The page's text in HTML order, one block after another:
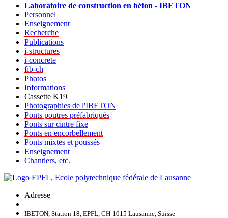
Laboratoire de construction en béton - IBETON
Personnel
Enseignement
Recherche
Publications
i-structures
i-concrete
fib-ch
Photos
Informations
Cassette K19
Photographies de l'IBETON
Ponts poutres préfabriqués
Ponts sur cintre fixe
Ponts en encorbellement
Ponts mixtes et poussés
Enseignement
Chantiers, etc.
Adresse
IBETON, Station 18, EPFL, CH-1015 Lausanne, Suisse